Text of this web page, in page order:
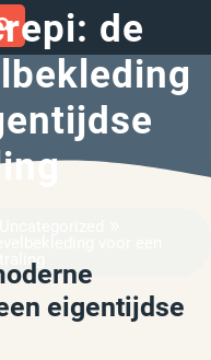
de
eigentijdse